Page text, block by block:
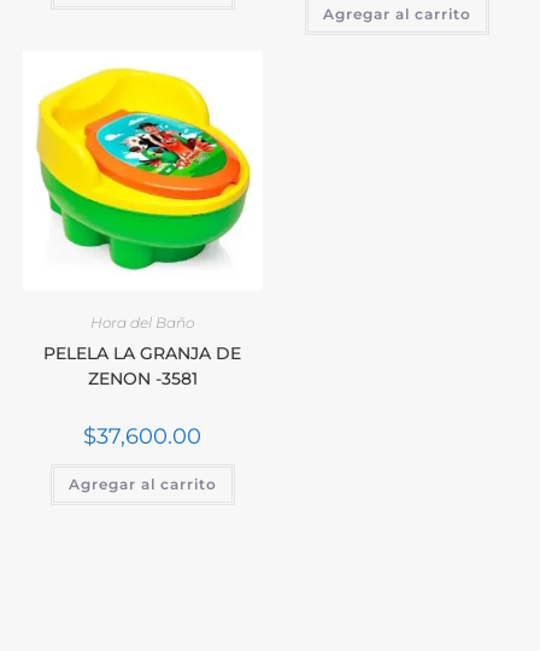
Agregar al carrito
Hora del Baño
PELELA LA GRANJA DE
ZENON -3581
$37,600.00
Agregar al carrito